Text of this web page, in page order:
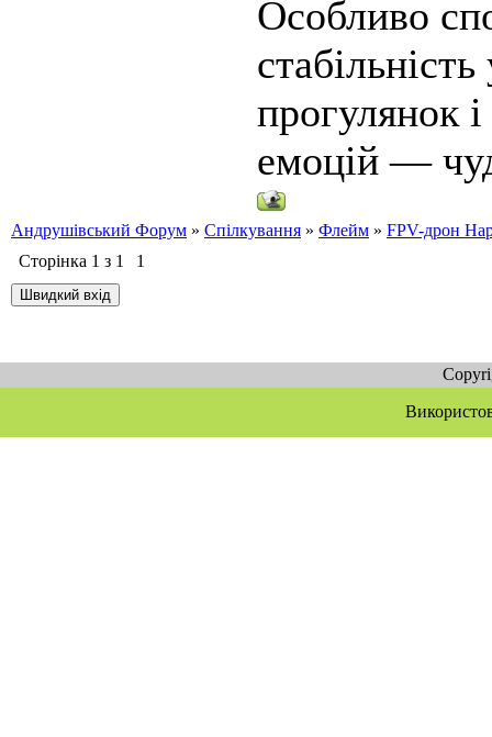
Особливо
прогулянок
емоцій —
Андрушівський Форум » Спілкування » Флейм » FPV-дрон
Сторінка 1 з 1 1